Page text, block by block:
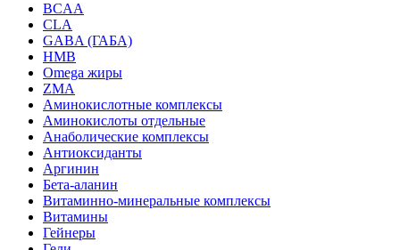
BCAA
CLA
GABA (ГАБА)
HMB
Omega жиры
ZMA
Аминокислотные комплексы
Аминокислоты отдельные
Анаболические комплексы
Антиоксиданты
Аргинин
Бета-аланин
Витаминно-минеральные комплексы
Витамины
Гейнеры